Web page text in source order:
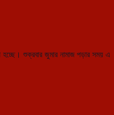
শুক্রবার জুমার নামাজ পড়ার সময় এ